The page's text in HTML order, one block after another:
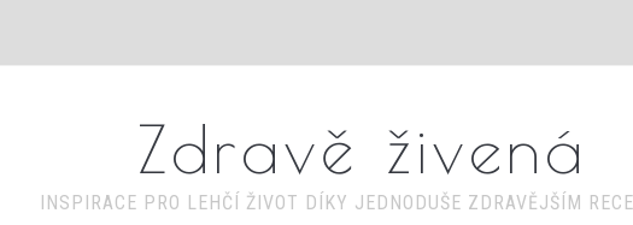
Zdravě živená
INSPIRACE PRO LEHČÍ ŽIVOT DÍKY JEDNODUŠE ZDRAVĚJŠÍM